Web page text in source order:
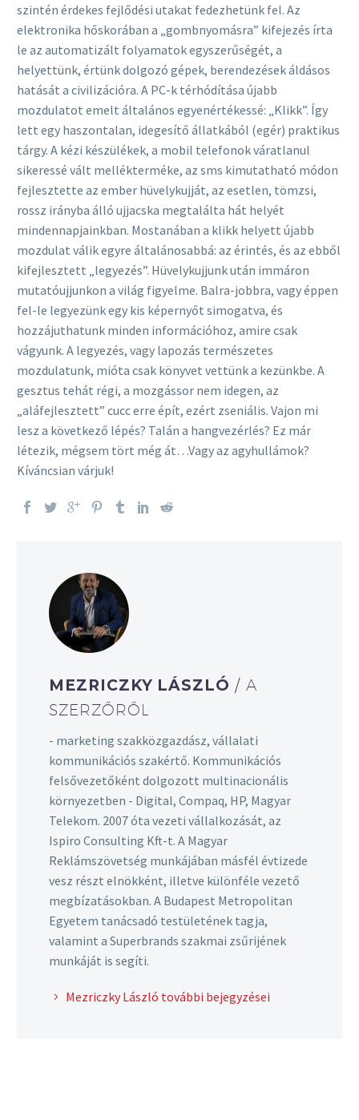
szintén érdekes fejlődési utakat fedezhetünk fel. Az
elektronika hőskorában a „gombnyomásra” kifejezés írta
le az automatizált folyamatok egyszerűségét, a
helyettünk, értünk dolgozó gépek, berendezések áldásos
hatását a civilizációra. A PC-k térhódítása újabb
mozdulatot emelt általános egyenértékessé: „Klikk”. Így
lett egy haszontalan, idegesítő állatkából (egér) praktikus
tárgy. A kézi készülékek, a mobil telefonok váratlanul
sikeressé vált mellékterméke, az sms kimutatható módon
fejlesztette az ember hüvelykujját, az esetlen, tömzsi,
rossz irányba álló ujjacska megtalálta hát helyét
mindennapjainkban. Mostanában a klikk helyett újabb
mozdulat válik egyre általánosabbá: az érintés, és az ebből
kifejlesztett „legyezés”. Hüvelykujjunk után immáron
mutatóujjunkon a világ figyelme. Balra-jobbra, vagy éppen
fel-le legyezünk egy kis képernyőt simogatva, és
hozzájuthatunk minden információhoz, amire csak
vágyunk. A legyezés, vagy lapozás természetes
mozdulatunk, mióta csak könyvet vettünk a kezünkbe. A
gesztus tehát régi, a mozgássor nem idegen, az
„aláfejlesztett” cucc erre épít, ezért zseniális. Vajon mi
lesz a következő lépés? Talán a hangvezérlés? Ez már
létezik, mégsem tört még át…Vagy az agyhullámok?
Kíváncsian várjuk!
MEZRICZKY LÁSZLÓ/ A
SZERZŐRŐL
- marketing szakközgazdász, vállalati
kommunikációs szakértő. Kommunikációs
felsővezetőként dolgozott multinacionális
környezetben - Digital, Compaq, HP, Magyar
Telekom. 2007 óta vezeti vállalkozását, az
Ispiro Consulting Kft-t. A Magyar
Reklámszövetség munkájában másfél évtizede
vesz részt elnökként, illetve különféle vezető
megbízatásokban. A Budapest Metropolitan
Egyetem tanácsadó testületének tagja,
valamint a Superbrands szakmai zsűrijének
munkáját is segíti.
Mezriczky László további bejegyzései